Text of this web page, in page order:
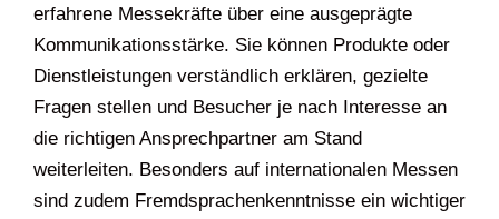
erfahrene Messekräfte über eine ausgeprägte
Kommunikationsstärke. Sie können Produkte oder
Dienstleistungen verständlich erklären, gezielte
Fragen stellen und Besucher je nach Interesse an
die richtigen Ansprechpartner am Stand
weiterleiten. Besonders auf internationalen Messen
sind zudem Fremdsprachenkenntnisse ein wichtiger